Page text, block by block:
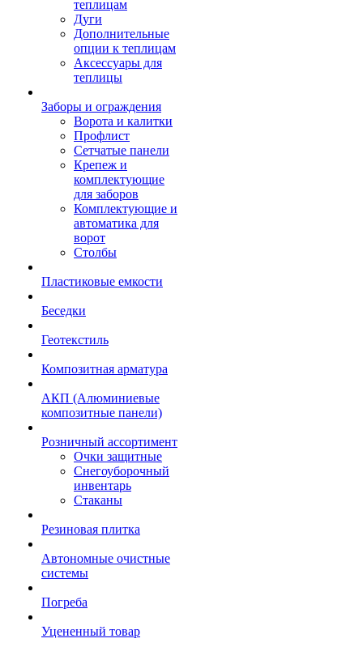
теплицам
Дуги
Дополнительные
опции к теплицам
Аксессуары для
теплицы
Заборы и ограждения
Ворота и калитки
Профлист
Сетчатые панели
Крепеж и
комплектующие
для заборов
Комплектующие и
автоматика для
ворот
Столбы
Пластиковые емкости
Беседки
Геотекстиль
Композитная арматура
АКП (Алюминиевые
композитные панели)
Розничный ассортимент
Очки защитные
Снегоуборочный
инвентарь
Стаканы
Резиновая плитка
Автономные очистные
системы
Погреба
Уцененный товар